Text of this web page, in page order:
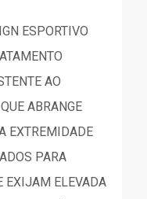
ESPORTIVO
AO
ABRANGE
EXTREMIDADE
PARA
EXIJAM ELEVADA